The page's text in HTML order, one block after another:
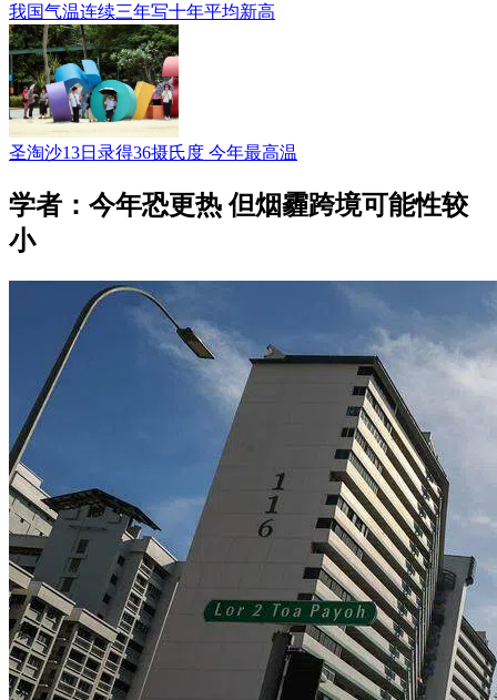
我国气温连续三年写十年平均新高
圣淘沙13日录得36摄氏度 今年最高温
学者：今年恐更热 但烟霾跨境可能性较
小